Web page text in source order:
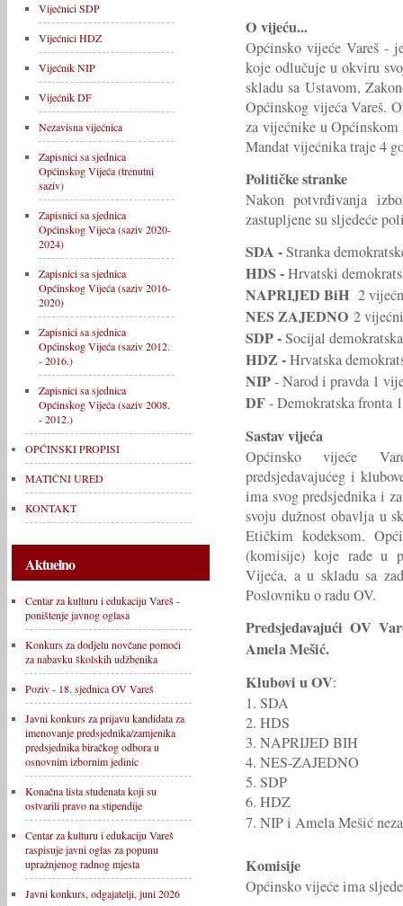
Vijećnici SDP
Vijećnici HDZ
Vijećnik NIP
Vijećnik DF
Nezavisna vijećnica
Zapisnici sa sjednica
Općinskog Vijeća (trenutni
saziv)
Zapisnici sa sjednica
Općinskog Vijeća (saziv 2020-
2024)
Zapisnici sa sjednica
Općinskog Vijeća (saziv 2016-
2020)
Zapisnici sa sjednica
Općinskog Vijeća (saziv 2012.
- 2016.)
Zapisnici sa sjednica
Općinskog Vijeća (saziv 2008.
- 2012.)
OPĆINSKI PROPISI
MATIČNI URED
KONTAKT
Aktuelno
Centar za kulturu i edukaciju Vareš -
poništenje javnog oglasa
Konkurs za dodjelu novčane pomoći
za nabavku školskih udžbenika
Poziv - 18. sjednica OV Vareš
Javni konkurs za prijavu kandidata za
imenovanje predsjednika/zamjenika
predsjednika biračkog odbora u
osnovnim izbornim jedinic
Konačna lista studenata koji su
ostvarili pravo na stipendije
Centar za kulturu i edukaciju Vareš
raspisuje javni oglas za popunu
upražnjenog radnog mjesta
Javni konkurs, odgajatelji, juni 2026
O vijeću...
Općinsko vijeće Vareš -
koje odlučuje u okviru
skladu sa Ustavom,
Općinskog vijeća Vareš.
za vijećnike u
Mandat vijećnika traje 4
Političke stranke
Nakon potvrđivanja
zastupljene su sljedeće
SDA -Stranka
HDS -Hrvatski
NAPRIJED BiH 2
NES ZAJEDNO 2
SDP -Socijal
HDZ -Hrvatska
NIP- Narod i pravda 1
DF- Demokratska fronta
Sastav vijeća
Općinsko vijeće
predsjedavajućeg i
ima svog predsjednika i
svoju dužnost obavlja u
Etičkim kodeksom.
(komisije) koje rade u
Vijeća, a u skladu sa
Poslovniku o radu OV.
Predsjedavajući OV
Amela Mešić.
Klubovi u OV:
1. SDA
2. HDS
3. NAPRIJED BIH
4. NES-ZAJEDNO
5. SDP
6. HDZ
7. NIP i Amela Mešić
Komisije
Općinsko vijeće ima